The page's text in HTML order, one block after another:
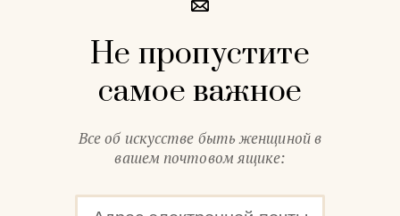
Не пропустите
самое важное
Все об искусстве быть женщиной в
вашем почтовом ящике: